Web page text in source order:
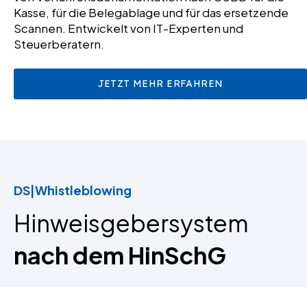
Kasse, für die Belegablage und für das ersetzende
Scannen. Entwickelt von IT-Experten und
Steuerberatern.
JETZT MEHR ERFAHREN
DS|Whistleblowing
Hinweisgebersystem
nach dem HinSchG